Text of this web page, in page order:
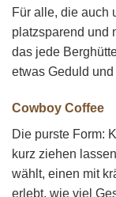
Für alle, die auch
platzsparend und
das jede
etwas Geduld
Cowboy Coffee
Die purste Form:
kurz ziehen
wählt, einen mit
erlebt, wie viel